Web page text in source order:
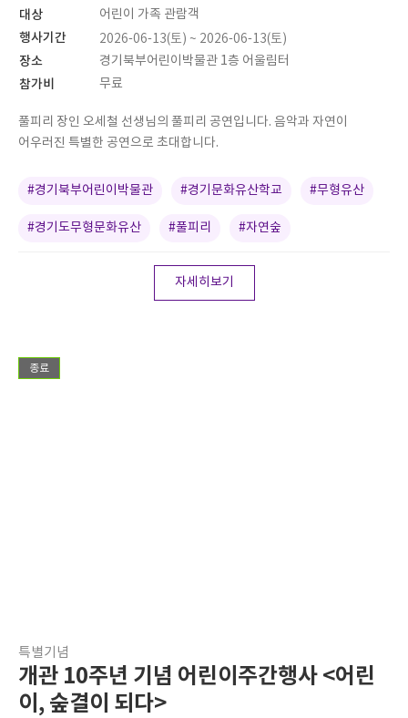
대상 어린이 가족 관람객
행사기간 2026-06-13(토) ~ 2026-06-13(토)
장소 경기북부어린이박물관 1층 어울림터
참가비 무료
풀피리 장인 오세철 선생님의 풀피리 공연입니다. 음악과 자연이
어우러진 특별한 공연으로 초대합니다.
#경기북부어린이박물관 #경기문화유산학교 #무형유산
#경기도무형문화유산 #풀피리 #자연숲
자세히보기
종료
특별기념
개관 10주년 기념 어린이주간행사 <어린
이, 숲결이 되다>